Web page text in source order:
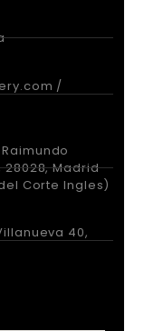
/
Raimundo
Madrid
Corte Ingles)
40,